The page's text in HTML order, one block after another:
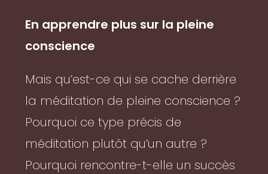
En apprendre plus sur la pleine
conscience
Mais qu’est-ce qui se cache derrière
la méditation de pleine conscience ?
Pourquoi ce type précis de
méditation plutôt qu’un autre ?
Pourquoi rencontre-t-elle un succès